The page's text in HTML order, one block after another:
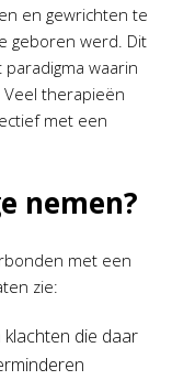
en gewrichten te
geboren werd. Dit
waarin
therapieën
met een
nemen?
met een
zie:
die daar